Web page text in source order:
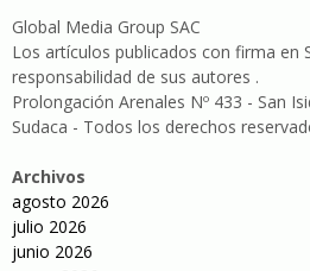
Global Media Group SAC
Los artículos publicados con firma en
responsabilidad de sus autores .
Prolongación Arenales Nº 433 - San
Sudaca - Todos los derechos
Archivos
agosto 2026
julio 2026
junio 2026